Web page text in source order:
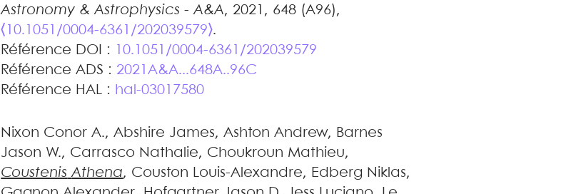
Astronomy & Astrophysics - A&A, 2021, 648 (A96),
⟨10.1051/0004-6361/202039579⟩.
Référence DOI :
10.1051/0004-6361/202039579
Référence ADS : 2021A&A...648A..96C
Référence HAL : hal-03017580
Nixon Conor A.,Abshire James,Ashton Andrew, Barnes
Jason W., Carrasco Nathalie, Choukroun Mathieu,
Coustenis Athena, Couston Louis-Alexandre, Edberg Niklas,